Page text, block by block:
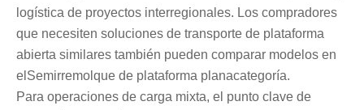
logística de proyectos interregionales. Los compradores
que necesiten soluciones de transporte de plataforma
abierta similares también pueden comparar modelos en
el Semirremolque de plataforma planacategoría.
Para operaciones de carga mixta, el punto clave de